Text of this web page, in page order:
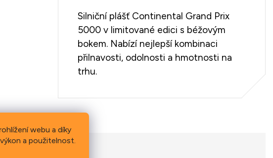
webu a díky
a použitelnost.
Silniční plášť Continental Grand Prix
5000 v limitované edici s béžovým
bokem. Nabízí nejlepší kombinaci
přilnavosti, odolnosti a hmotnosti na
trhu.